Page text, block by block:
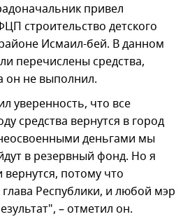
привел
строительство детского
Исмаил-бей. В данном
перечислены средства,
он не выполнил.
уверенность, что все
средства вернутся в город
деньгами мы
в резервный фонд. Но я
вернутся, потому что
Республики, и любой мэр
– отметил он.